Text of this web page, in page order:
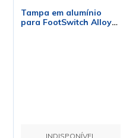
Tampa em alumínio
para FootSwitch Alloy
INDISPONÍVEL